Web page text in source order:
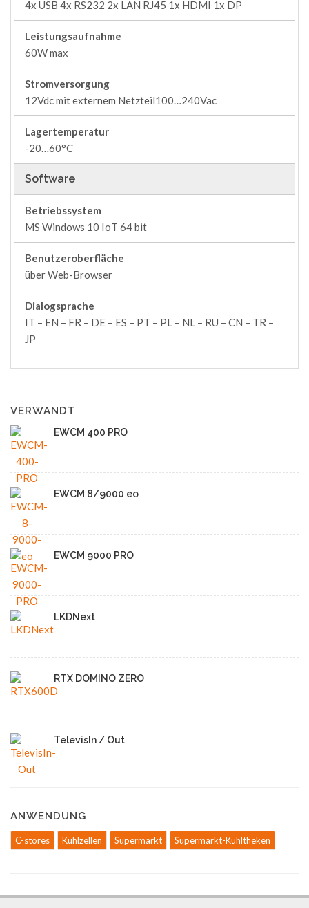
4x USB 4x RS232 2x LAN RJ45 1x HDMI 1x DP
Leistungsaufnahme
60W max
Stromversorgung
12Vdc mit externem Netzteil100…240Vac
Lagertemperatur
-20…60°C
Software
Betriebssystem
MS Windows 10 IoT 64 bit
Benutzeroberfläche
über Web-Browser
Dialogsprache
IT – EN – FR – DE – ES – PT – PL – NL – RU – CN – TR –
JP
VERWANDT
EWCM 400 PRO
EWCM 8/9000 eo
EWCM 9000 PRO
LKDNext
RTX DOMINO ZERO
TelevisIn / Out
ANWENDUNG
C-stores Kühlzellen Supermarkt Supermarkt-Kühltheken